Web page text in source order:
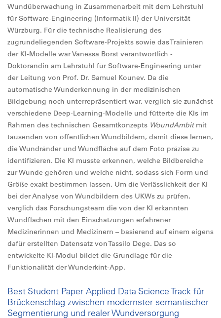
Wundüberwachung in Zusammenarbeit mit dem Lehrstuhl
für Software-Engineering (Informatik II) der Universität
Würzburg. Für die technische Realisierung des
zugrundeliegenden Software-Projekts sowie das Trainieren
der KI-Modelle war Vanessa Borst verantwortlich -
Doktorandin am Lehrstuhl für Software-Engineering unter
der Leitung von Prof. Dr. Samuel Kounev. Da die
automatische Wunderkennung in der medizinischen
Bildgebung noch unterrepräsentiert war, verglich sie zunächst
verschiedene Deep-Learning-Modelle und fütterte die KIs im
Rahmen des technischen Gesamtkonzepts WoundAmbit mit
tausenden von öffentlichen Wundbildern, damit diese lernen,
die Wundränder und Wundfläche auf dem Foto präzise zu
identifizieren. Die KI musste erkennen, welche Bildbereiche
zur Wunde gehören und welche nicht, sodass sich Form und
Größe exakt bestimmen lassen. Um die Verlässlichkeit der KI
bei der Analyse von Wundbildern des UKWs zu prüfen,
verglich das Forschungsteam die von der KI erkannten
Wundflächen mit den Einschätzungen erfahrener
Medizinerinnen und Medizinern – basierend auf einem eigens
dafür erstellten Datensatz von Tassilo Dege. Das so
entwickelte KI-Modul bildet die Grundlage für die
Funktionalität der Wunderkint-App.
Best Student Paper Applied Data Science Track für
Brückenschlag zwischen modernster semantischer
Segmentierung und realer Wundversorgung